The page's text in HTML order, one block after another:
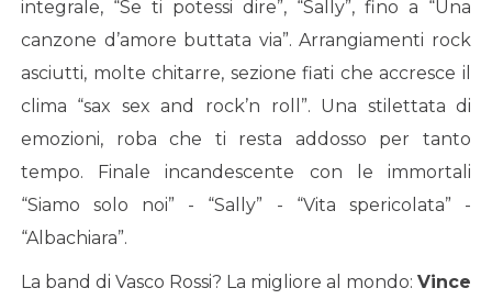
integrale, “Se ti potessi dire”, “Sally”, fino a “Una
canzone d’amore buttata via”. Arrangiamenti rock
asciutti, molte chitarre, sezione fiati che accresce il
clima “sax sex and rock’n roll”. Una stilettata di
emozioni, roba che ti resta addosso per tanto
tempo. Finale incandescente con le immortali
“Siamo solo noi” - “Sally” - “Vita spericolata” -
“Albachiara”.
La band di Vasco Rossi? La migliore al mondo:Vince